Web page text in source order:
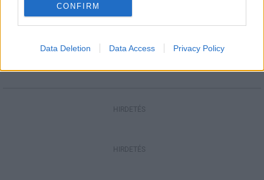
CONFIRM
Data Deletion Data Access Privacy Policy
Országos
továbbképzésekkel erősít a Gál Ferenc
HIRDETÉS
HIRDETÉS